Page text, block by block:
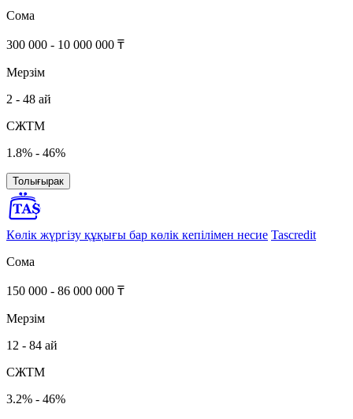
Сома
300 000 - 10 000 000 ₸
Мерзім
2 - 48 ай
СЖТМ
1.8% - 46%
Толығырак
Көлік жүргізу құқығы бар көлік кепілімен несие Tascredit
Сома
150 000 - 86 000 000 ₸
Мерзім
12 - 84 ай
СЖТМ
3.2% - 46%